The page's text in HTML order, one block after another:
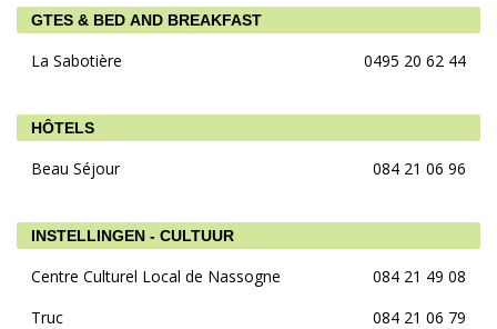
GTES & BED AND BREAKFAST
La Sabotière 0495 20 62 44
HÔTELS
Beau Séjour 084 21 06 96
INSTELLINGEN - CULTUUR
Centre Culturel Local de Nassogne
084 21 49 08
Truc
084 21 06 79